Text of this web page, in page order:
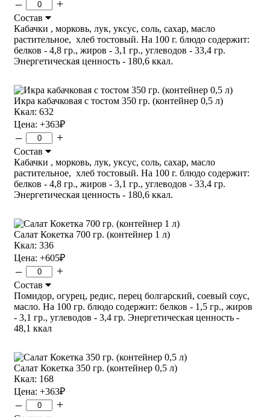
– +
Состав
Кабачки , морковь, лук, уксус, соль, сахар, масло
растительное, хлеб тостовый. На 100 г. блюдо содержит:
белков - 4,8 гр., жиров - 3,1 гр., углеводов - 33,4 гр.
Энергетическая ценность - 180,6 ккал.
Икра кабачковая с тостом 350 гр. (контейнер 0,5 л)
Ккал: 632
Цена: +363₽
– +
Состав
Кабачки , морковь, лук, уксус, соль, сахар, масло
растительное, хлеб тостовый. На 100 г. блюдо содержит:
белков - 4,8 гр., жиров - 3,1 гр., углеводов - 33,4 гр.
Энергетическая ценность - 180,6 ккал.
Салат Кокетка 700 гр. (контейнер 1 л)
Ккал: 336
Цена: +605₽
– +
Состав
Помидор, огурец, редис, перец болгарский, соевый соус,
масло. На 100 гр. блюдо содержит: белков - 1,5 гр., жиров
- 3,1 гр., углеводов - 3,4 гр. Энергетическая ценность -
48,1 ккал
Салат Кокетка 350 гр. (контейнер 0,5 л)
Ккал: 168
Цена: +363₽
– +